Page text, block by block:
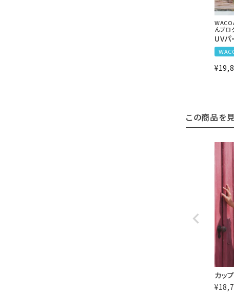
んブロ
UVパ
¥
この商品を
カッ
¥